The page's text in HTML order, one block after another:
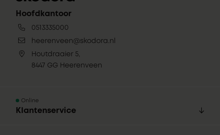
Hoofdkantoor
0513335000
heerenveen@skodora.nl
Houtdraaier 5,
8447 GG Heerenveen
Online
Klantenservice